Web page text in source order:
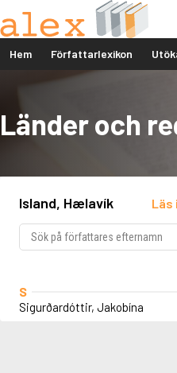
Hem Författarlexikon
Länder och
Island, Hælavík Läs
S
Sigurðardóttir, Jakobína